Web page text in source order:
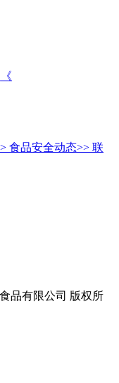
食品安全动态>> 联
品有限公司 版权所